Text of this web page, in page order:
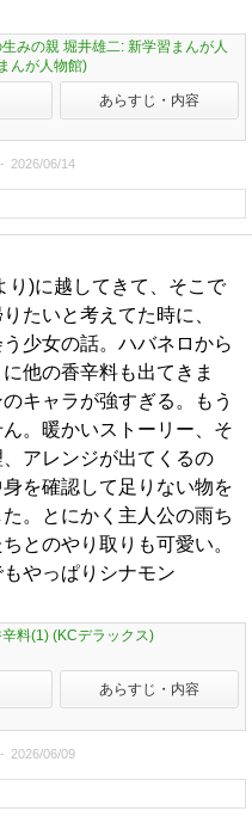
みの親 堀井雄二: 新学習まんが人
んが人物館)
あらすじ・内容
2026/06/14
り)に越してきて、そこで
たいと考えてた時に、
少女の話。ハバネロから
他の香辛料も出てきま
キャラが強すぎる。もう
。暖かいストーリー、そ
アレンジが出てくるの
を確認して足りない物を
。とにかく主人公の雨ち
とのやり取りも可愛い。
やっぱりシナモン
料(1) (KCデラックス)
あらすじ・内容
2026/06/09